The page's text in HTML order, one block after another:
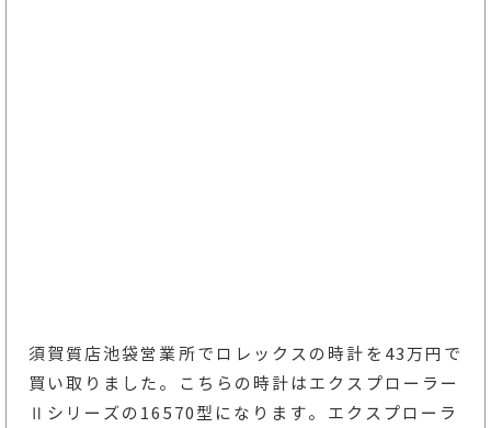
須賀質店池袋営業所でロレックスの時計を43万円で
買い取りました。こちらの時計はエクスプローラー
Ⅱシリーズの16570型になります。エクスプローラ